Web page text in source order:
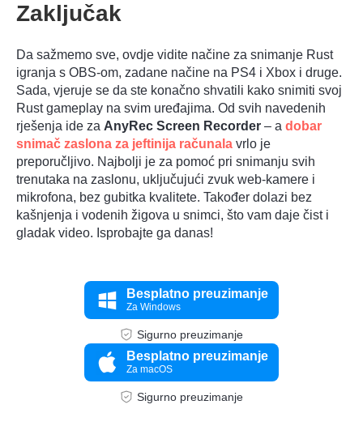
Zaključak
Da sažmemo sve, ovdje vidite načine za snimanje Rust
igranja s OBS-om, zadane načine na PS4 i Xbox i druge.
Sada, vjeruje se da ste konačno shvatili kako snimiti svoj
Rust gameplay na svim uređajima. Od svih navedenih
rješenja ide za AnyRec Screen Recorder – a dobar
snimač zaslona za jeftinija računala vrlo je
preporučljivo. Najbolji je za pomoć pri snimanju svih
trenutaka na zaslonu, uključujući zvuk web-kamere i
mikrofona, bez gubitka kvalitete. Također dolazi bez
kašnjenja i vodenih žigova u snimci, što vam daje čist i
gladak video. Isprobajte ga danas!
Besplatno preuzimanje
Za Windows
Sigurno preuzimanje
Besplatno preuzimanje
Za macOS
Sigurno preuzimanje